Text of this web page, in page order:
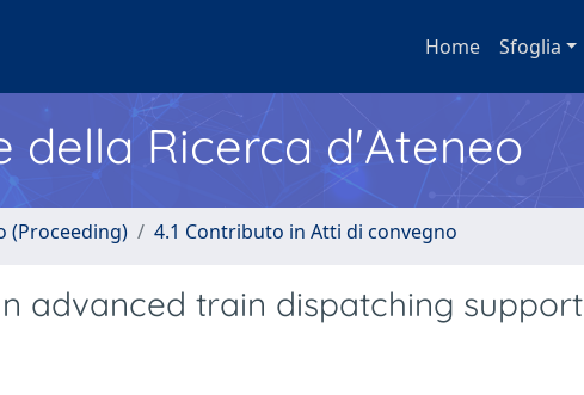
Home Sfoglia
della Ricerca d'Ateneo
(Proceeding) 4.1 Contributo in Atti di convegno
advanced train dispatching support